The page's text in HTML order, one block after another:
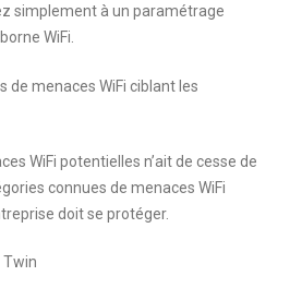
simplement à un paramétrage
WiFi.
de menaces WiFi ciblant les
WiFi potentielles n’ait de cesse de
connues de menaces WiFi
doit se protéger.
Twin